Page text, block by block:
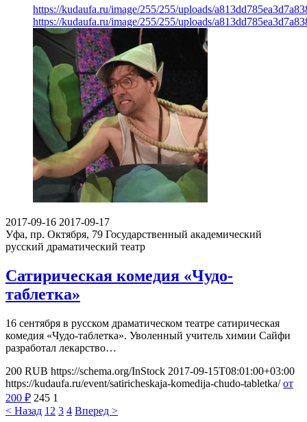
https://kudaufa.ru/image/255/255/uploads/
https://kudaufa.ru/image/255/255/uploads/
2017-09-16 2017-09-17
Уфа, пр. Октября, 79 Государственный академический
русский драматический театр
Сатирическая комедия «Чудо-
таблетка»
16 сентября в русском драматическом театре сатирическая
комедия «Чудо-таблетка». Уволенный учитель химии Сайфи
разработал лекарство…
200 RUB https://schema.org/InStock 2017-09-15T08:01:00+03:00
https://kudaufa.ru/event/satiricheskaja-komedija-chudo-tabletka/ от
200 ₽ 245 1
< Назад 1 2 3 4 Вперед >